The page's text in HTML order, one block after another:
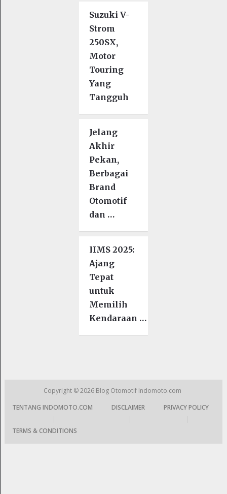
Suzuki V-
Strom
250SX,
Motor
Touring
Yang
Tangguh
Jelang
Akhir
Pekan,
Berbagai
Brand
Otomotif
dan …
IIMS 2025:
Ajang
Tepat
untuk
Memilih
Kendaraan …
Copyright © 2026 Blog Otomotif Indomoto.com
TENTANG INDOMOTO.COM
DISCLAIMER
PRIVACY POLICY
TERMS & CONDITIONS